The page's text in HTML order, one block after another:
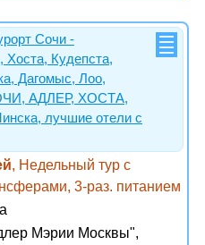
Сочи -
Хоста, Кудепста,
Дагомыс, Лоо,
АДЛЕР, ХОСТА,
лучшие отели с
, Недельный тур с
3-раз. питанием
Мэрии Москвы",